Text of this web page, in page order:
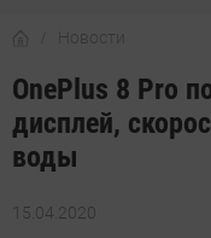
Новости
OnePlus 8 Pro
дисплей,
воды
15.04.2020
Автор: